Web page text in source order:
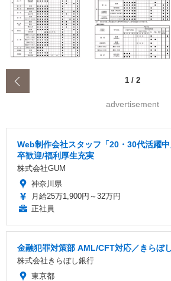
1 / 2
advertisement
Web制作会社スタッフ「20・30代活躍
卒歓迎/福利厚生充実
株式会社GUM
神奈川県
月給25万1,900円～32万円
正社員
金融犯罪対策部 AML/CFT対応／きらぼ
株式会社きらぼし銀行
東京都